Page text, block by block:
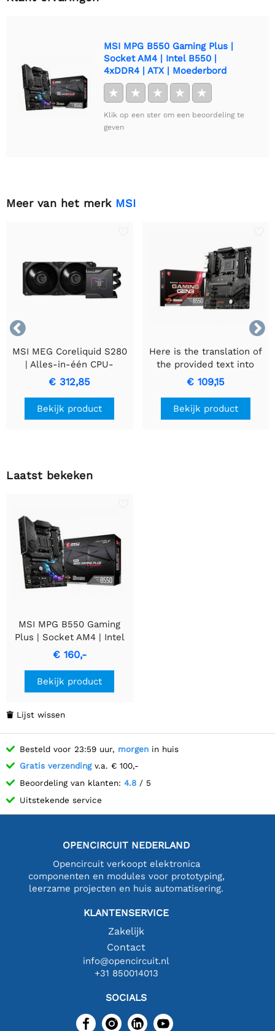
MSI MPG B550 Gaming Plus |
Socket AM4 | Intel B550 |
4xDDR4 | ATX | Moederbord
★ ★ ★ ★ ★
Klik op een ster om een beoordeling te
geven
Meer van het merk MSI


MSI MEG Coreliquid S280
| Alles-in-één CPU-
waterkoeler
€ 312,85
Bekijk product
Here is the translation of
the provided text into
Dutch while maintaining
an informal tone: MSI
B550 GAMING GEN3 |
Socket AM4 | Intel B550 |
€ 109,15
Bekijk product
Laatst bekeken
MSI MPG B550 Gaming
Plus | Socket AM4 | Intel
B550 | 4xDDR4 | ATX |
Moederbord
€ 160,-
Bekijk product
 Lijst wissen
Besteld voor 23:59 uur, morgen in huis
Gratis verzendingv.a. € 100,-
Beoordeling van klanten: 4.8 / 5
Uitstekende service
OPENCIRCUIT NEDERLAND
Opencircuit verkoopt elektronica
componenten en modules voor prototyping,
leerzame projecten en huis automatisering.
KLANTENSERVICE
Zakelijk
Contact
info@opencircuit.nl
+31 850014013
SOCIALS